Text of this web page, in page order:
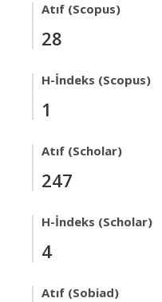
Atıf (Scopus)
28
H-İndeks (Scopus)
1
Atıf (Scholar)
247
H-İndeks (Scholar)
4
Atıf (Sobiad)